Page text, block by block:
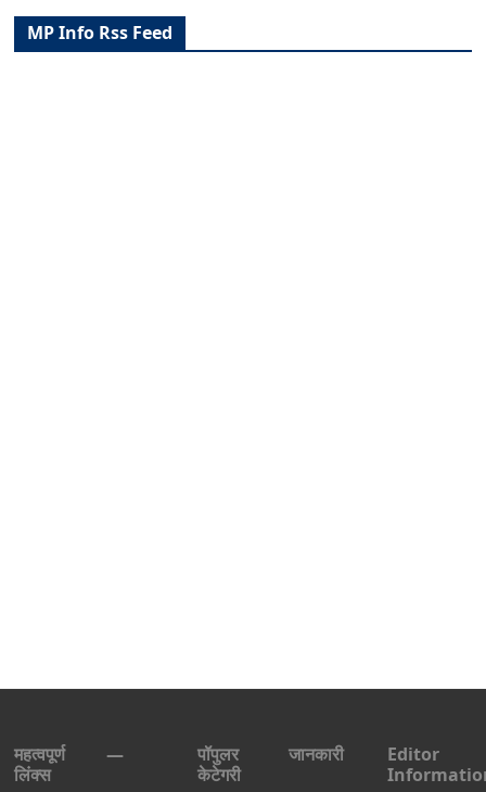
MP Info Rss Feed
महत्वपूर्ण
लिंक्स
—
पॉपुलर
केटेगरी
जानकारी
Editor